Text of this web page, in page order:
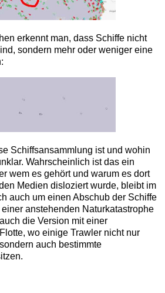
erkennt man, dass Schiffe nicht
sondern mehr oder weniger eine
Schiffsansammlung ist und wohin
Wahrscheinlich ist das ein
wem es gehört und warum es dort
Medien disloziert wurde, bleibt im
auch um einen Abschub der Schiffe
anstehenden Naturkatastrophe
die Version mit einer
wo einige Trawler nicht nur
auch bestimmte